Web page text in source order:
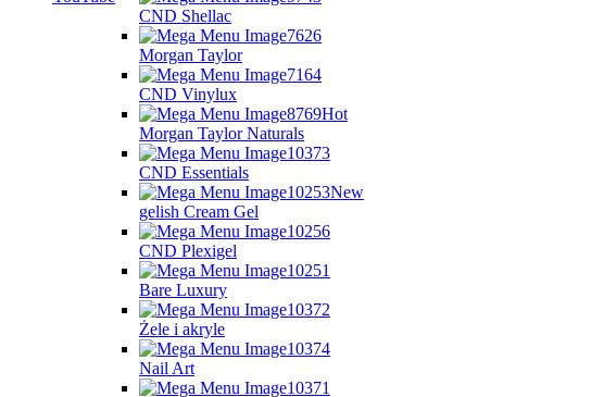
CND Shellac
Morgan Taylor
CND Vinylux
Hot
Morgan Taylor Naturals
CND Essentials
New
gelish Cream Gel
CND Plexigel
Bare Luxury
Żele i akryle
Nail Art